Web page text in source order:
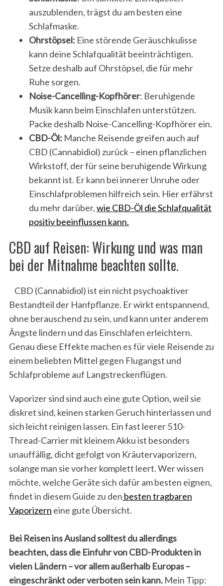
auszublenden, trägst du am besten eine
Schlafmaske.
Ohrstöpsel: Eine störende Geräuschkulisse
kann deine Schlafqualität beeinträchtigen.
Setze deshalb auf Ohrstöpsel, die für mehr
Ruhe sorgen.
Noise-Cancelling-Kopfhörer: Beruhigende
Musik kann beim Einschlafen unterstützen.
Packe deshalb Noise-Cancelling-Kopfhörer ein.
CBD-Öl: Manche Reisende greifen auch auf
CBD (Cannabidiol) zurück – einen pflanzlichen
Wirkstoff, der für seine beruhigende Wirkung
bekannt ist. Er kann bei innerer Unruhe oder
Einschlafproblemen hilfreich sein. Hier erfährst
du mehr darüber,wie CBD-Öl die Schlafqualität
positiv beeinflussen kann.
CBD auf Reisen: Wirkung und was man
bei der Mitnahme beachten sollte.
CBD (Cannabidiol) ist ein nicht psychoaktiver
Bestandteil der Hanfpflanze. Er wirkt entspannend,
ohne berauschend zu sein, und kann unter anderem
Ängste lindern und das Einschlafen erleichtern.
Genau diese Effekte machen es für viele Reisende zu
einem beliebten Mittel gegen Flugangst und
Schlafprobleme auf Langstreckenflügen.
Vaporizer sind sind auch eine gute Option, weil sie
diskret sind, keinen starken Geruch hinterlassen und
sich leicht reinigen lassen. Ein fast leerer 510-
Thread-Carrier mit kleinem Akku ist besonders
unauffällig, dicht gefolgt von Kräutervaporizern,
solange man sie vorher komplett leert. Wer wissen
möchte, welche Geräte sich dafür am besten eignen,
findet in diesem Guide zu den besten tragbaren
Vaporizern eine gute Übersicht.
Bei Reisen ins Ausland solltest du allerdings
beachten, dass die Einfuhr von CBD-Produkten in
vielen Ländern – vor allem außerhalb Europas –
eingeschränkt oder verboten sein kann. Mein Tipp: